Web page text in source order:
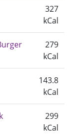
327
kCal
279
kCal
143.8
kCal
299
kCal